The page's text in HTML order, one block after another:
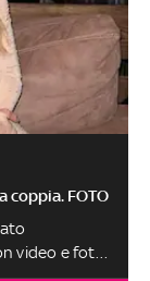
coppia. FOTO
video e foto